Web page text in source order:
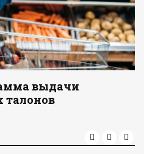
выдачи
талонов